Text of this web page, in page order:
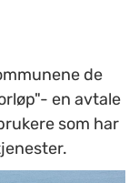
de
en avtale
som har